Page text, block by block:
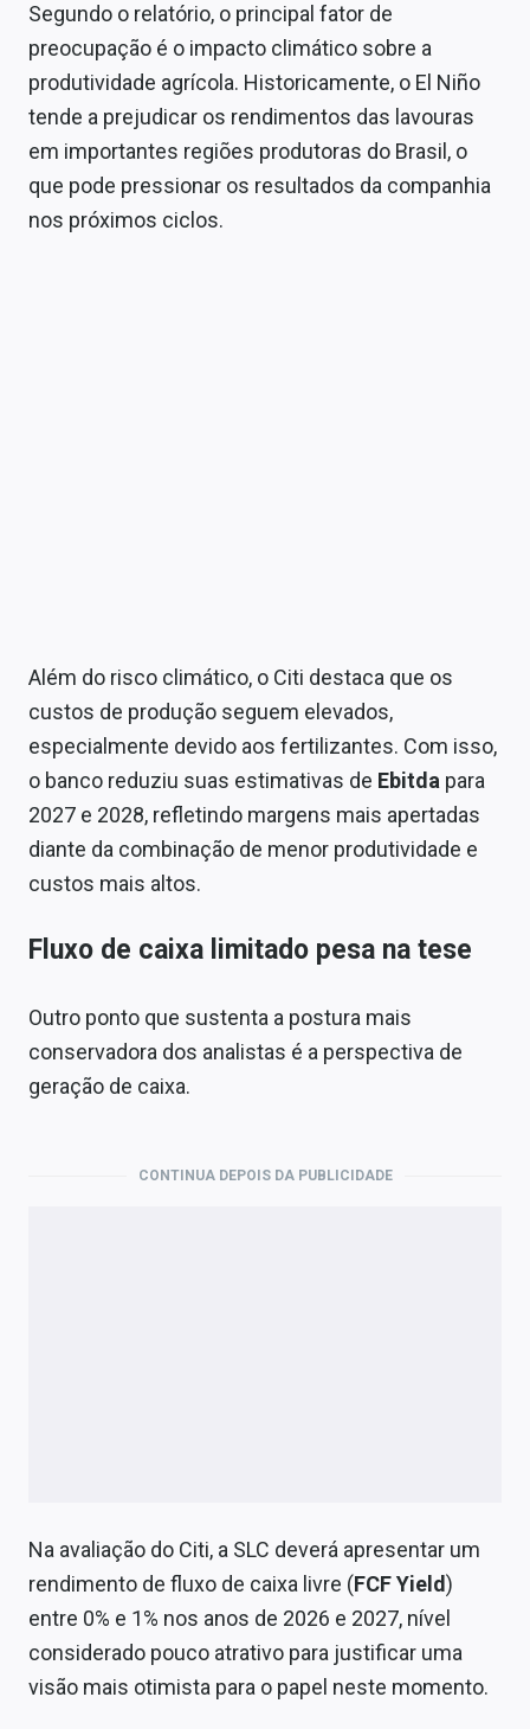
Segundo o relatório, o principal fator de
preocupação é o impacto climático sobre a
produtividade agrícola. Historicamente, o El Niño
tende a prejudicar os rendimentos das lavouras
em importantes regiões produtoras do Brasil, o
que pode pressionar os resultados da companhia
nos próximos ciclos.
Além do risco climático, o Citi destaca que os
custos de produção seguem elevados,
especialmente devido aos fertilizantes. Com isso,
o banco reduziu suas estimativas de Ebitda para
2027 e 2028, refletindo margens mais apertadas
diante da combinação de menor produtividade e
custos mais altos.
Fluxo de caixa limitado pesa na tese
Outro ponto que sustenta a postura mais
conservadora dos analistas é a perspectiva de
geração de caixa.
CONTINUA DEPOIS DA PUBLICIDADE
Na avaliação do Citi, a SLC deverá apresentar um
rendimento de fluxo de caixa livre (FCFYield)
entre 0% e 1% nos anos de 2026 e 2027, nível
considerado pouco atrativo para justificar uma
visão mais otimista para o papel neste momento.